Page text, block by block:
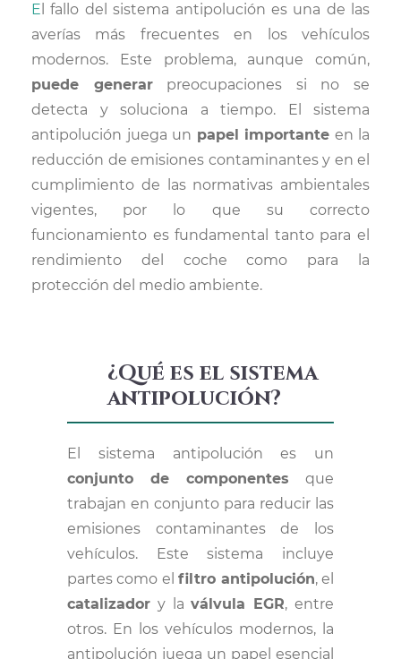
El fallo del sistema antipolución es una de las
averías más frecuentes en los vehículos
modernos. Este problema, aunque común,
puede generarpreocupaciones si no se
detecta y soluciona a tiempo. El sistema
antipolución juega un papel importante en la
reducción de emisiones contaminantes y en el
cumplimiento de las normativas ambientales
vigentes, por lo que su correcto
funcionamiento es fundamental tanto para el
rendimiento del coche como para la
protección del medio ambiente.
¿Qué es el sistema
antipolución?
El sistema antipolución es un
conjunto de componentes que
trabajan en conjunto para reducir las
emisiones contaminantes de los
vehículos. Este sistema incluye
partes como elfiltro antipolución, el
catalizador y laválvula EGR, entre
otros. En los vehículos modernos, la
antipolución juega un papel esencial